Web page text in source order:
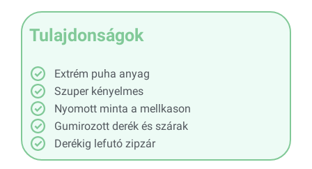
Tulajdonságok
Extrém puha anyag
Szuper kényelmes
Nyomott minta a mellkason
Gumirozott derék és szárak
Derékig lefutó zipzár